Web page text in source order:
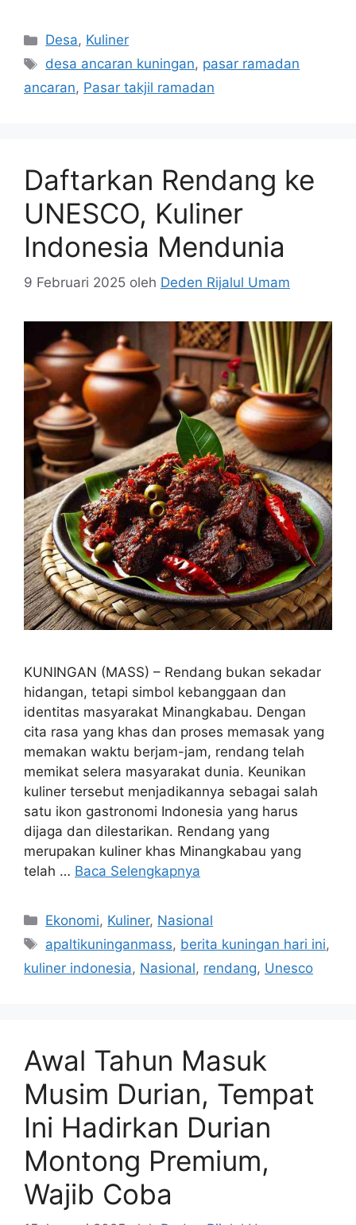
Kategori
Desa, Kuliner
Tag
desa ancaran kuningan, pasar ramadan
ancaran, Pasar takjil ramadan
Daftarkan Rendang ke
UNESCO, Kuliner
Indonesia Mendunia
9 Februari 2025 oleh Deden Rijalul Umam
KUNINGAN (MASS) – Rendang bukan sekadar
hidangan, tetapi simbol kebanggaan dan
identitas masyarakat Minangkabau. Dengan
cita rasa yang khas dan proses memasak yang
memakan waktu berjam-jam, rendang telah
memikat selera masyarakat dunia. Keunikan
kuliner tersebut menjadikannya sebagai salah
satu ikon gastronomi Indonesia yang harus
dijaga dan dilestarikan. Rendang yang
merupakan kuliner khas Minangkabau yang
telah … Baca Selengkapnya
Kategori
Ekonomi, Kuliner, Nasional
Tag
apaltikuninganmass, berita kuningan hari ini,
kuliner indonesia, Nasional, rendang, Unesco
Awal Tahun Masuk
Musim Durian, Tempat
Ini Hadirkan Durian
Montong Premium,
Wajib Coba